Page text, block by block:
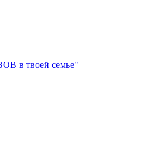
в твоей семье"